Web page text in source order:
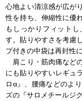
心地よい清涼感が広が
性を持ち、伸縮性に優
もしっかりフィット
す。貼りやすさを考慮
プ付きの中袋は再封性
肩こり・筋肉痛など
にも貼りやすいレギュ
ロα』、腰痛などのよ
ズの『サロメチールジ